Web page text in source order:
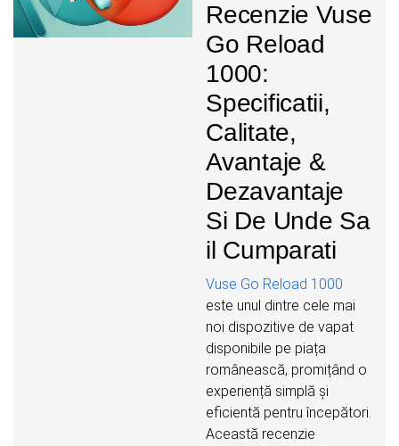
Recenzie Vuse
Go Reload
1000:
Specificatii,
Calitate,
Avantaje &
Dezavantaje
Si De Unde Sa
il Cumparati
Vuse Go Reload 1000
este unul dintre cele mai
noi dispozitive de vapat
disponibile pe piața
românească, promițând o
experiență simplă și
eficientă pentru începători.
Această recenzie